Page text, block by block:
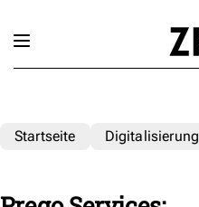
Startseite Digitalisierung